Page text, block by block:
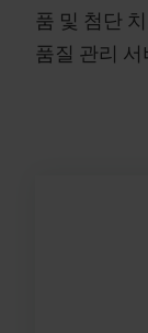
품 및 첨단
품질 관리 서